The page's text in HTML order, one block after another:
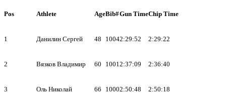
Pos Athlete AgeBib#Gun TimeChip Time
1 Данилин Сергей 48 10042:29:52 2:29:22
2 Вязков Владимир 60 1001 2:37:09 2:36:40
3 Оль Николай 66 10002:50:48 2:50:18